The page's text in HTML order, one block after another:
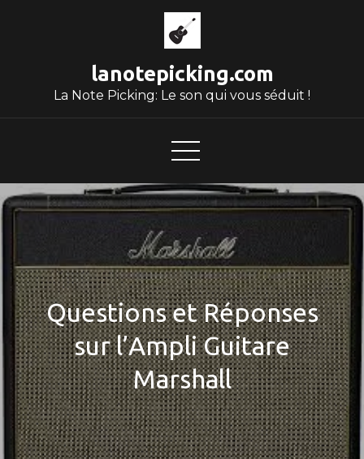
lanotepicking.com
La Note Picking: Le son qui vous séduit !
Questions et Réponses
sur l’Ampli Guitare
Marshall